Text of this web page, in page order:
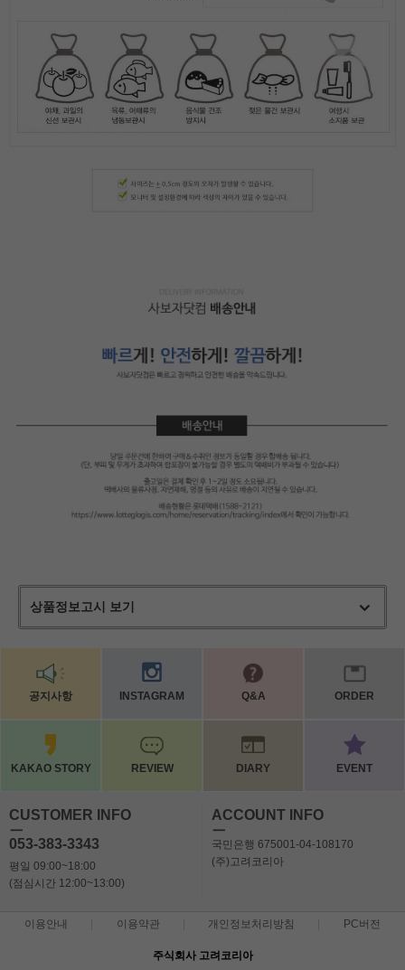
상품정보고시 보기
공지사항 INSTAGRAM Q&A ORDER
KAKAO STORY REVIEW DIARY EVENT
CUSTOMER INFO
ㅡ
053-383-3343
평일 09:00~18:00
(점심시간 12:00~13:00)
ACCOUNT INFO
ㅡ
국민은행 675001-04-108170
(주)고려코리아
이용안내 이용약관 개인정보처리방침 PC버전
주식회사 고려코리아